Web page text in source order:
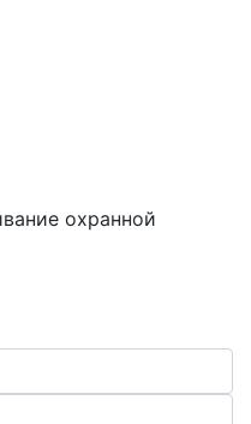
охранной